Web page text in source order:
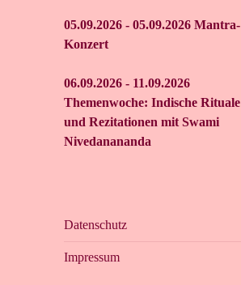
05.09.2026 - 05.09.2026 Mantra-
Konzert
06.09.2026 - 11.09.2026
Themenwoche: Indische Rituale
und Rezitationen mit Swami
Nivedanananda
Datenschutz
Impressum